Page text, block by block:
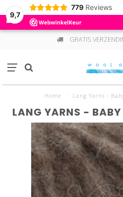
9,7
779 Reviews
GRATIS
Home Lang Yarns -
LANG YARNS -